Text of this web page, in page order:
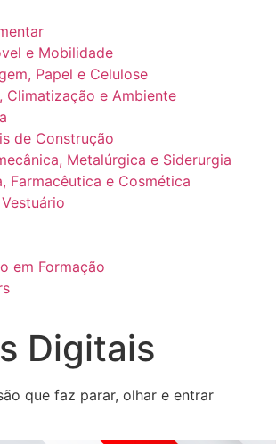
e Mobilidade
Papel e Celulose
Climatização e Ambiente
de Construção
Metalúrgica e Siderurgia
Farmacêutica e Cosmética
em Formação
Digitais
que faz parar, olhar e entrar